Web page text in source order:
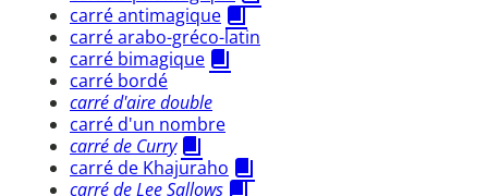
carré antimagique
carré arabo-gréco-latin
carré bimagique
carré bordé
carré d'aire double
carré d'un nombre
carré de Curry
carré de Khajuraho
carré de Lee Sallows